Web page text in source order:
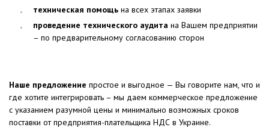
техническая помощь на всех этапах заявки
проведение технического аудита на Вашем предприятии
– по предварительному согласованию сторон
Наше предложение простое и выгодное — Вы говорите нам, что и
где хотите интегрировать – мы даем коммерческое предложение
с указанием разумной цены и минимально возможных сроков
поставки от предприятия-плательщика НДС в Украине.